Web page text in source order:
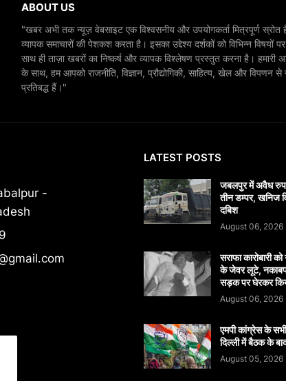
ABOUT US
"खबर अभी तक न्यूज़ वेबसाइट एक विश्वसनीय और उपयोगकर्ता मित्रपूर्ण स्रोत
व्यापक समाचारों की पेशकश करता है। इसका उद्देश्य दर्शकों को विभिन्न विषयों
साथ ही ताज़ा खबरों का निष्कर्ष और व्यापक विश्लेषण प्रस्तुत करना है। हमारी
के साथ, हम आपको राजनीति, विज्ञान, प्रौद्योगिकी, साहित्य, खेल और विपणन
प्रतिबद्ध हैं।"
-
LATEST POSTS
जबलपुर में अवैध रुप
तीन डम्पर, खनिज
दबिश
August 06, 2026
सराफा कारोबारी
के जेवर लूटे,
सड़क पर घेरकर
August 06, 2026
एमपी कांग्रेस के
दिल्ली में बैठक के
August 05, 2026